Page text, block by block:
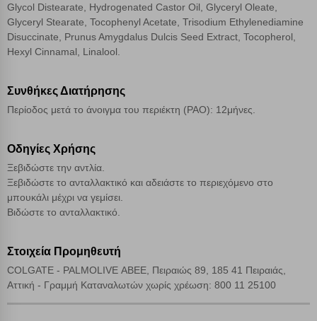
Glycol Distearate, Hydrogenated Castor Oil, Glyceryl Oleate,
Glyceryl Stearate, Tocophenyl Acetate, Trisodium Ethylenediamine
Disuccinate, Prunus Amygdalus Dulcis Seed Extract, Tocopherol,
Hexyl Cinnamal, Linalool.
Συνθήκες Διατήρησης
Περίοδος μετά το άνοιγμα του περιέκτη (PAO): 12μήνες.
Οδηγίες Χρήσης
Ξεβιδώστε την αντλία.
Ξεβιδώστε το ανταλλακτικό και αδειάστε το περιεχόμενο στο
μπουκάλι μέχρι να γεμίσει.
Βιδώστε το ανταλλακτικό.
Στοιχεία Προμηθευτή
COLGATE - PALMOLIVE ΑΒΕΕ, Πειραιώς 89, 185 41 Πειραιάς,
Αττική - Γραμμή Καταναλωτών χωρίς χρέωση: 800 11 25100
Αποθήκευση ρυθμίσεων
Αποδοχή όλων